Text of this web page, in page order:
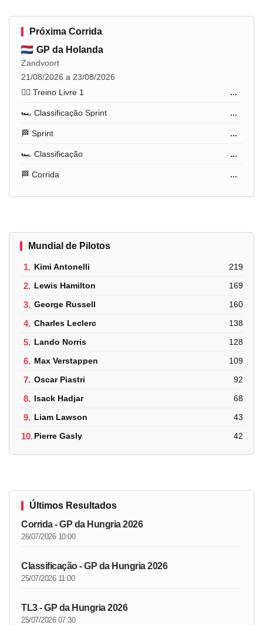
Próxima Corrida
GP da Holanda
Zandvoort
21/08/2026 a 23/08/2026
🏋️‍♂️ Treino Livre 1
...
🏎️ Classificação Sprint ...
🏁 Sprint ...
🏎️ Classificação ...
🏁 Corrida ...
Mundial de Pilotos
1. Kimi Antonelli 219
2. Lewis Hamilton 169
3. George Russell 160
4. Charles Leclerc 138
5. Lando Norris 128
6. Max Verstappen 109
7. Oscar Piastri 92
8. Isack Hadjar 68
9. Liam Lawson 43
10.Pierre Gasly 42
Últimos Resultados
Corrida - GP da Hungria 2026
26/07/2026 10:00
Classificação - GP da Hungria 2026
25/07/2026 11:00
TL3 - GP da Hungria 2026
25/07/2026 07:30